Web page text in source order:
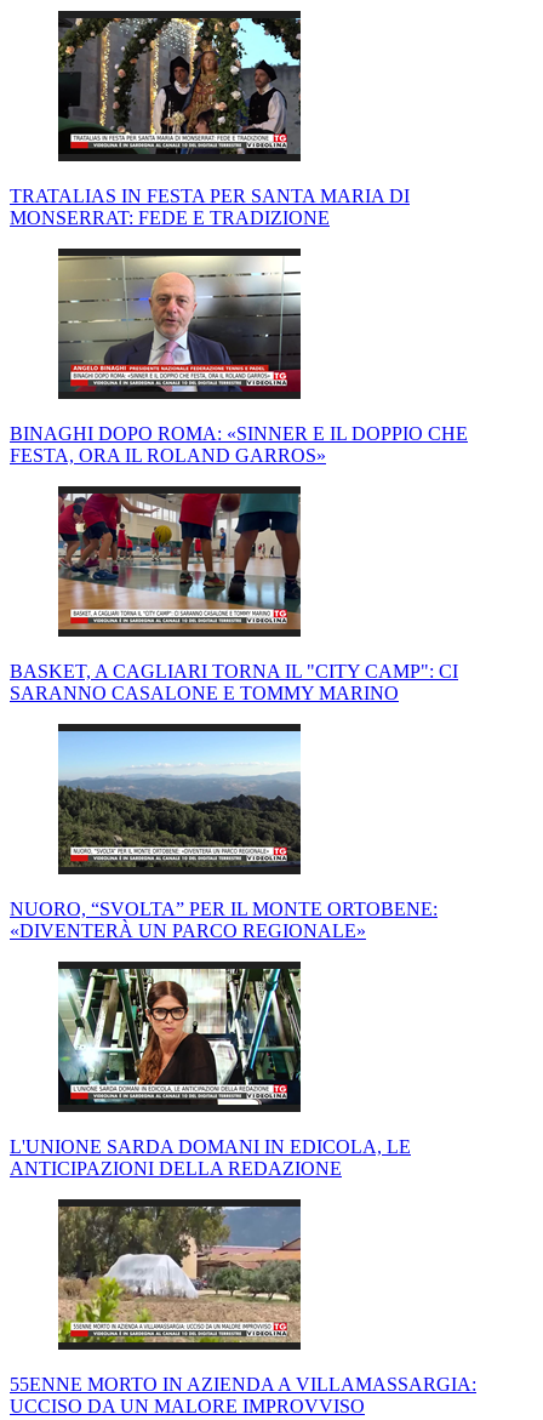
TRATALIAS IN FESTA PER SANTA MARIA DI
MONSERRAT: FEDE E TRADIZIONE
BINAGHI DOPO ROMA: «SINNER E IL DOPPIO CHE
FESTA, ORA IL ROLAND GARROS»
BASKET, A CAGLIARI TORNA IL "CITY CAMP": CI
SARANNO CASALONE E TOMMY MARINO
NUORO, “SVOLTA” PER IL MONTE ORTOBENE:
«DIVENTERÀ UN PARCO REGIONALE»
L'UNIONE SARDA DOMANI IN EDICOLA, LE
ANTICIPAZIONI DELLA REDAZIONE
55ENNE MORTO IN AZIENDA A VILLAMASSARGIA:
UCCISO DA UN MALORE IMPROVVISO